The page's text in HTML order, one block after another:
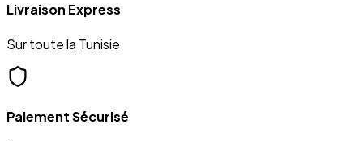
Livraison Express
Sur toute la Tunisie
Paiement Sécurisé